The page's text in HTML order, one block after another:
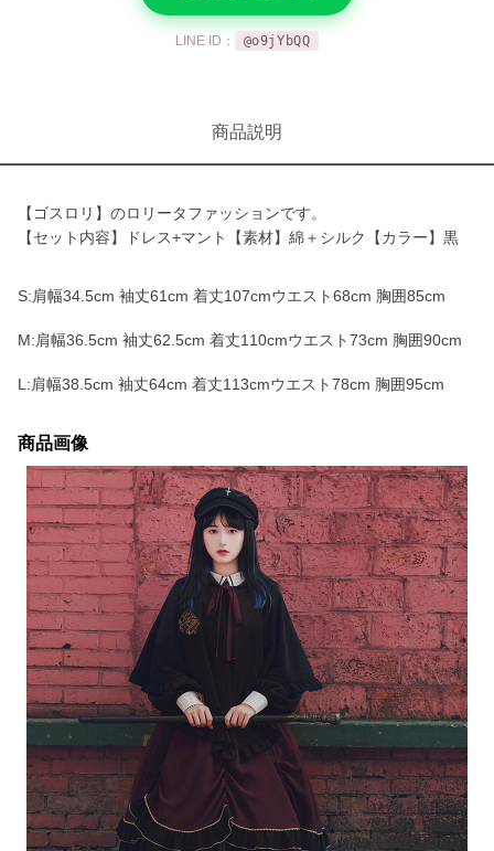
LINE ID： @o9jYbQQ
商品説明
【ゴスロリ】のロリータファッションです。
【セット内容】ドレス+マント【素材】綿＋シルク【カラー】黒
S:肩幅34.5cm 袖丈61cm 着丈107cmウエスト68cm 胸囲85cm
M:肩幅36.5cm 袖丈62.5cm 着丈110cmウエスト73cm 胸囲90cm
L:肩幅38.5cm 袖丈64cm 着丈113cmウエスト78cm 胸囲95cm
商品画像